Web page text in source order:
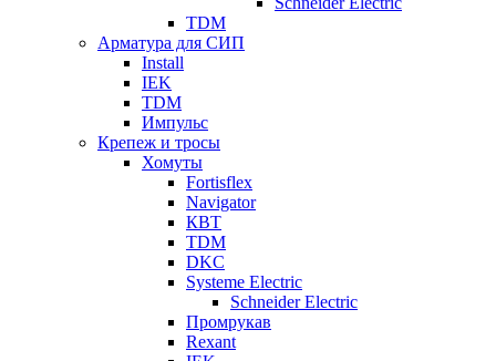
TDM
Арматура для СИП
Install
IEK
TDM
Импульс
Крепеж и тросы
Хомуты
Fortisflex
Navigator
КВТ
TDM
DKC
Systeme Electric
Schneider Electric
Промрукав
Rexant